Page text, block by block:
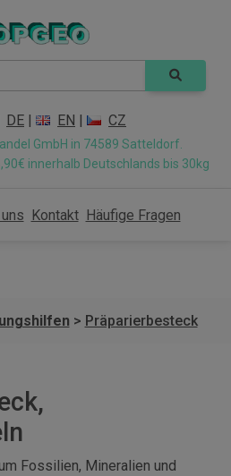
DE | EN | CZ
GmbH in 74589 Satteldorf.
innerhalb Deutschlands bis 30kg
Kontakt Häufige Fragen
> Präparierbesteck
Fossilien, Mineralien und